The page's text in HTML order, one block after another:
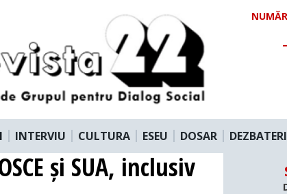
INTERVIU CULTURA ESEU DOSAR DEZBATERI
și SUA, inclusiv